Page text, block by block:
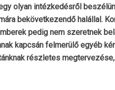
olyan intézkedésről
bekövetkezendő halállal.
pedig nem szeretnek
kapcsán felmerülő egyéb
részletes